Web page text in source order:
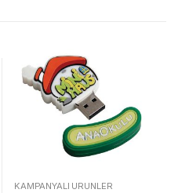
KAMPANYALI ÜRÜNLER